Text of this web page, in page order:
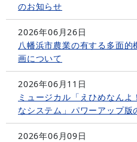
のお知らせ
2026年06月26日
八幡浜市農業の有する多面
画について
2026年06月11日
ミュージカル「えひめなん
なシステム」パワーアップ版
2026年06月09日